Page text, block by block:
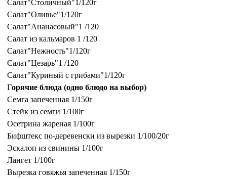
Салат"Столичный"1/120г
Салат"Оливье"1/120г
Салат"Ананасовый"1 /120
Салат из кальмаров 1 /120
Салат"Нежность"1/120г
Салат"Цезарь"1 /120
Салат"Куриный с грибами"1/120г
Горячие блюда (одно блюдо на выбор)
Семга запеченная 1/150г
Стейк из семги 1/100г
Осетрина жареная 1/100г
Бифштекс по-деревенски из вырезки 1/100/20г
Эскалоп из свинины 1/100г
Лангет 1/100г
Вырезка говяжья запеченная 1/150г